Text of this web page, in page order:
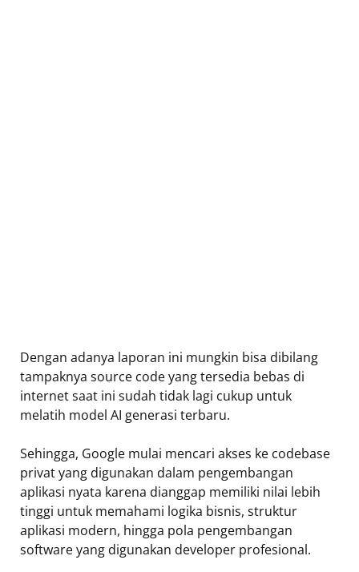
Dengan adanya laporan ini mungkin bisa dibilang
tampaknya source code yang tersedia bebas di
internet saat ini sudah tidak lagi cukup untuk
melatih model AI generasi terbaru.
Sehingga, Google mulai mencari akses ke codebase
privat yang digunakan dalam pengembangan
aplikasi nyata karena dianggap memiliki nilai lebih
tinggi untuk memahami logika bisnis, struktur
aplikasi modern, hingga pola pengembangan
software yang digunakan developer profesional.